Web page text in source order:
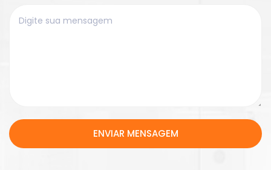
ENVIAR MENSAGEM